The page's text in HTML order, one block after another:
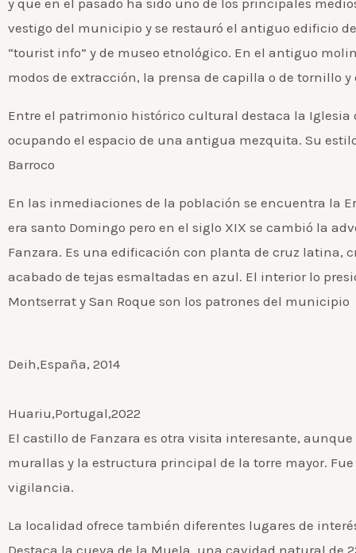
vestigo del municipio y se restauró el antiguo edificio
“tourist info” y de museo etnológico. En el antiguo
modos de extracción, la prensa de capilla o de tornillo
Entre el patrimonio histórico cultural destaca la Iglesia
ocupando el espacio de una antigua mezquita. Su
Barroco
En las inmediaciones de la población se encuentra la
era santo Domingo pero en el siglo XIX se cambió la
Fanzara. Es una edificación con planta de cruz latina,
acabado de tejas esmaltadas en azul. El interior lo
Montserrat y San Roque son los patrones del municipio
Deih,España, 2014
Huariu,Portugal,2022
El castillo de Fanzara es otra visita interesante,
murallas y la estructura principal de la torre mayor.
vigilancia.
La localidad ofrece también diferentes lugares de
Destaca la cueva de la Muela, una cavidad natural de